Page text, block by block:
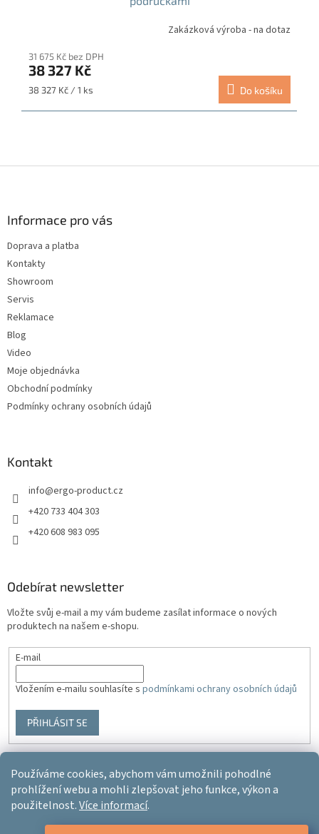
Používáme cookies, abychom vám umožnili pohodlné
prohlížení webu a mohli zlepšovat jeho funkce, výkon a
použitelnost.Více informací.
Zakázková výroba - na dotaz
31 675 Kč bez DPH
38 327 Kč
Měrná
38 327 Kč / 1 ks Do košíku
Informace pro vás
Doprava a platba
Kontakty
Showroom
Servis
Reklamace
Blog
Video
Moje objednávka
Obchodní podmínky
Podmínky ochrany osobních údajů
Kontakt
info@ergo-product.cz
+420 733 404 303
+420 608 983 095
Odebírat newsletter
Vložte svůj e-mail a my vám budeme zasílat informace o nových
produktech na našem e-shopu.
E-mail
Vložením e-mailu souhlasíte s podmínkami ochrany osobních údajů
PŘIHLÁSIT SE
Vytvořil Shoptet
Copyright 2026Ergo-product. Všechna práva vyhrazena.Upravit